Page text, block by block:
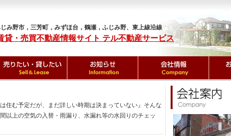
み野市，三芳町，みずほ台，鶴瀬，ふじみ野、東上線沿線
貸・売買不動産情報サイト テル不動産サービス
住む予定だが、まだ詳しい時期は決まっていない』そんな
以上の空気の入替・雨漏り、水漏れ等の水回りのチェッ